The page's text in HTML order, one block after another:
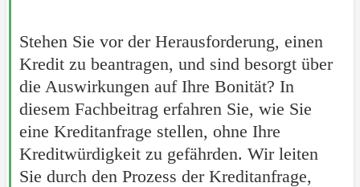
Stehen Sie vor der Herausforderung, einen
Kredit zu beantragen, und sind besorgt über
die Auswirkungen auf Ihre Bonität? In
diesem Fachbeitrag erfahren Sie, wie Sie
eine Kreditanfrage stellen, ohne Ihre
Kreditwürdigkeit zu gefährden. Wir leiten
Sie durch den Prozess der Kreditanfrage,